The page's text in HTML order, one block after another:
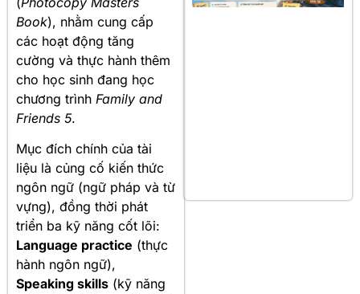
Book), nhằm cung cấp
các hoạt động tăng
cường và thực hành thêm
cho học sinh đang học
chương trình Family and
Friends 5.
Mục đích chính của tài
liệu là củng cố kiến thức
ngôn ngữ (ngữ pháp và từ
vựng), đồng thời phát
triển ba kỹ năng cốt lõi:
Language practice (thực
hành ngôn ngữ),
Speaking skills (kỹ năng